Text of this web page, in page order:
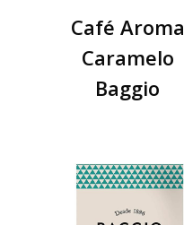
Café Aroma
Caramelo
Baggio